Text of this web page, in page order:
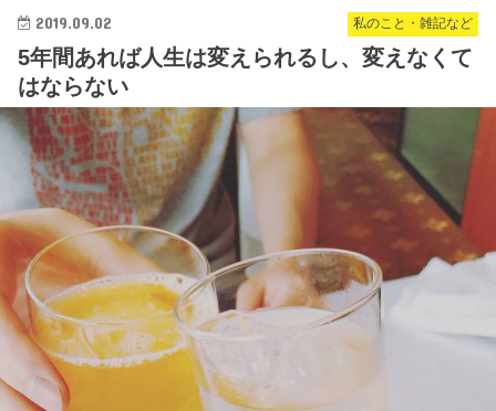
私のこと・雑記など
2019.09.02
5年間あれば人生は変えられるし、変えなくて
はならない